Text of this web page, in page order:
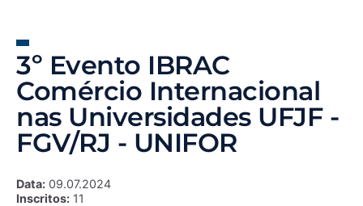
3º Evento IBRAC
Comércio Internacional
nas Universidades UFJF -
FGV/RJ - UNIFOR
Data: 09.07.2024
Inscritos: 11